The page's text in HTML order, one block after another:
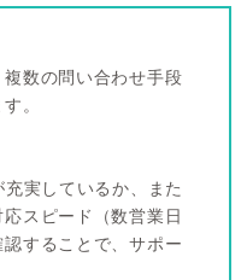
数の問い合わせ手段
。
実しているか、また
スピード（数営業日
することで、サポー